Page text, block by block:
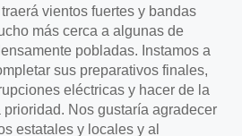
vientos fuertes y bandas
más cerca a algunas de
pobladas. Instamos a
sus preparativos finales,
eléctricas y hacer de la
Nos gustaría agradecer
estatales y locales y al